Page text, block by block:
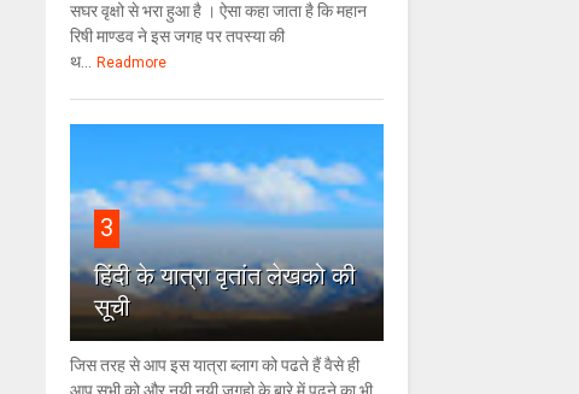
सघर वृक्षो से भरा हुआ है । ऐसा कहा जाता है कि महान
रिषी माण्डव ने इस जगह पर तपस्या की
थ...
Readmore
3
हिंदी के यात्रा वृतांत लेखको की
सूची
जिस तरह से आप इस यात्रा ब्लाग को पढते हैं वैसे ही